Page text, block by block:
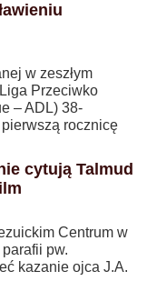
w zeszłym
Przeciwko
– ADL) 38-
rocznicę
cytują Talmud
Centrum w
pw.
kazanie ojca J.A.